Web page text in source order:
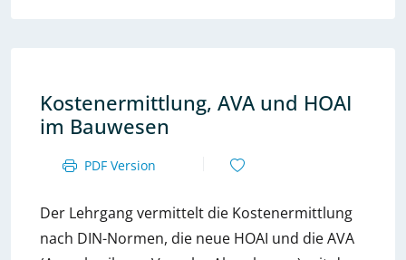
Kostenermittlung, AVA und HOAI
im Bauwesen
PDF Version
Der Lehrgang vermittelt die Kostenermittlung
nach DIN-Normen, die neue HOAI und die AVA